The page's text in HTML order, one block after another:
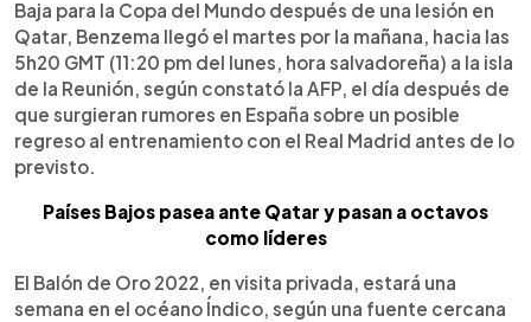
Baja para la Copa del Mundo después de una lesión en
Qatar, Benzema llegó el martes por la mañana, hacia las
5h20 GMT (11:20 pm del lunes, hora salvadoreña) a la isla
de la Reunión, según constató la AFP, el día después de
que surgieran rumores en España sobre un posible
regreso al entrenamiento con el Real Madrid antes de lo
previsto.
Países Bajos pasea ante Qatar y pasan a octavos
como líderes
El Balón de Oro 2022, en visita privada, estará una
semana en el océano Índico, según una fuente cercana